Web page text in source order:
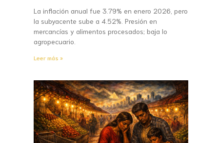
La inflación anual fue 3.79% en enero 2026, pero
la subyacente sube a 4.52%. Presión en
mercancías y alimentos procesados; baja lo
agropecuario.
Leer más »